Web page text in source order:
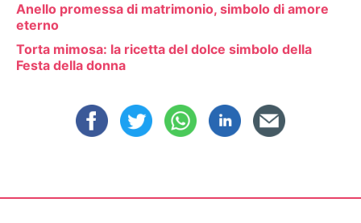
Anello promessa di matrimonio, simbolo di amore
eterno
Torta mimosa: la ricetta del dolce simbolo della
Festa della donna